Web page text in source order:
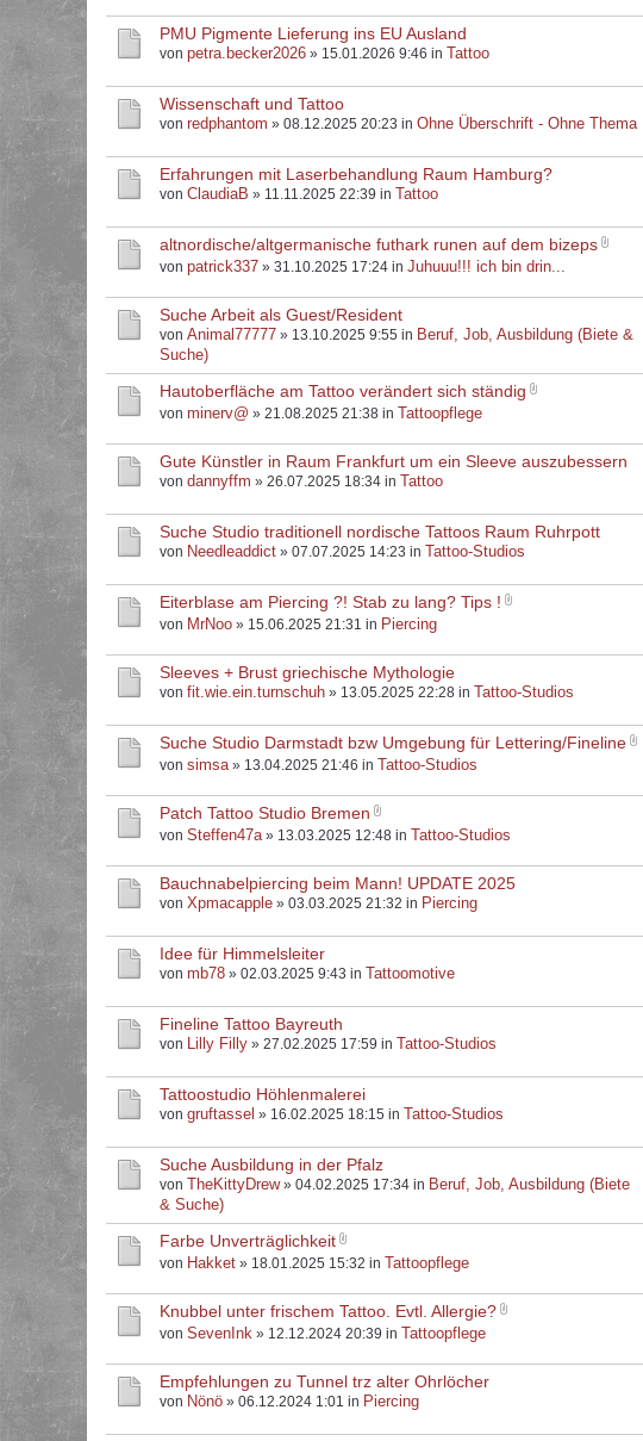
PMU Pigmente Lieferung ins EU Ausland
von petra.becker2026 » 15.01.2026 9:46 in Tattoo
Wissenschaft und Tattoo
von redphantom » 08.12.2025 20:23 in Ohne Überschrift - Ohne Thema
Erfahrungen mit Laserbehandlung Raum Hamburg?
von ClaudiaB » 11.11.2025 22:39 in Tattoo
altnordische/altgermanische futhark runen auf dem bizeps
von patrick337 » 31.10.2025 17:24 in Juhuuu!!! ich bin drin...
Suche Arbeit als Guest/Resident
von Animal77777 » 13.10.2025 9:55 in Beruf, Job, Ausbildung (Biete &
Suche)
Hautoberfläche am Tattoo verändert sich ständig
von minerv@ » 21.08.2025 21:38 in Tattoopflege
Gute Künstler in Raum Frankfurt um ein Sleeve auszubessern
von dannyffm » 26.07.2025 18:34 in Tattoo
Suche Studio traditionell nordische Tattoos Raum Ruhrpott
von Needleaddict » 07.07.2025 14:23 in Tattoo-Studios
Eiterblase am Piercing ?! Stab zu lang? Tips !
von MrNoo » 15.06.2025 21:31 in Piercing
Sleeves + Brust griechische Mythologie
von fit.wie.ein.turnschuh » 13.05.2025 22:28 in Tattoo-Studios
Suche Studio Darmstadt bzw Umgebung für Lettering/Fineline
von simsa» 13.04.2025 21:46 in Tattoo-Studios
Patch Tattoo Studio Bremen
von Steffen47a» 13.03.2025 12:48 in Tattoo-Studios
Bauchnabelpiercing beim Mann! UPDATE 2025
von Xpmacapple » 03.03.2025 21:32 in Piercing
Idee für Himmelsleiter
von mb78 » 02.03.2025 9:43 in Tattoomotive
Fineline Tattoo Bayreuth
von Lilly Filly » 27.02.2025 17:59 in Tattoo-Studios
Tattoostudio Höhlenmalerei
von gruftassel » 16.02.2025 18:15 in Tattoo-Studios
Suche Ausbildung in der Pfalz
von TheKittyDrew» 04.02.2025 17:34 in Beruf, Job, Ausbildung (Biete
& Suche)
Farbe Unverträglichkeit
von Hakket » 18.01.2025 15:32 in Tattoopflege
Knubbel unter frischem Tattoo. Evtl. Allergie?
von SevenInk » 12.12.2024 20:39 in Tattoopflege
Empfehlungen zu Tunnel trz alter Ohrlöcher
von Nönö » 06.12.2024 1:01 in Piercing